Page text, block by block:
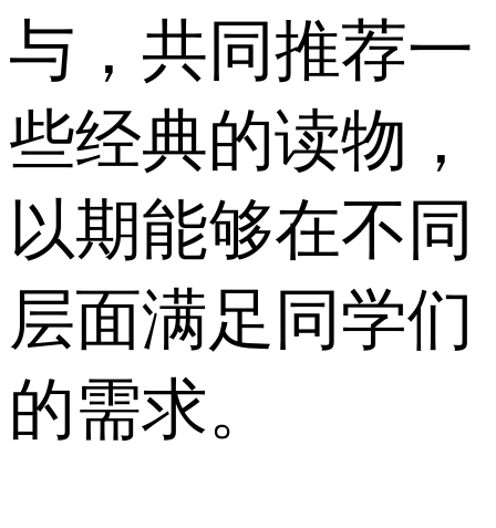
与，共同推荐一
些经典的读物，
以期能够在不同
层面满足同学们
的需求。